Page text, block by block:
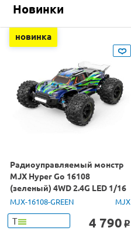
Новинки
новинка
Радиоуправляемый монстр
MJX Hyper Go 16108
(зеленый) 4WD 2.4G LED 1/16
RTR
MJX-16108-GREEN MJX
Т 4 790 o